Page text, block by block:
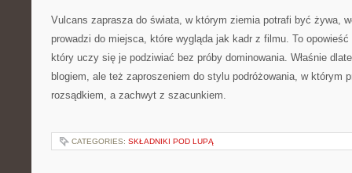
Vulcans zaprasza do świata, w którym ziemia potrafi być żywa,
prowadzi do miejsca, które wygląda jak kadr z filmu. To opowieść
który uczy się je podziwiać bez próby dominowania. Właśnie
blogiem, ale też zaproszeniem do stylu podróżowania, w którym
rozsądkiem, a zachwyt z szacunkiem.
CATEGORIES: SKŁADNIKI POD LUPĄ